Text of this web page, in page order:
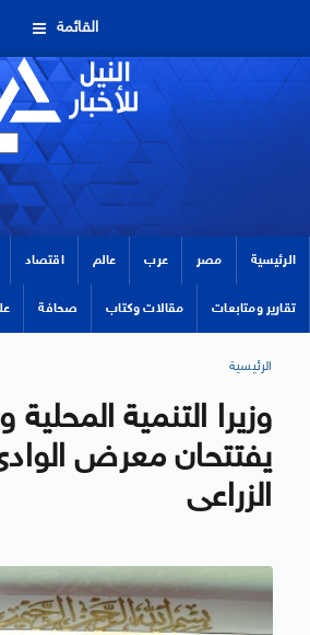
القائمة
الرئيسية مصر عرب عالم اقتصاد
تقارير ومتابعات مقالات وكتاب صحافة
الرئيسية
وزيرا التنمية المحلية
يفتتحان معرض
الزراعى